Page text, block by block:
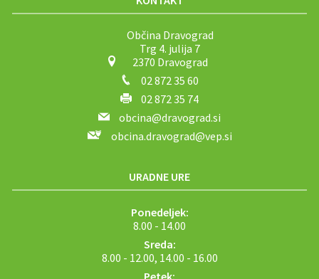
Občina Dravograd
Trg 4. julija 7
2370 Dravograd
02 872 35 60
02 872 35 74
obcina@dravograd.si
obcina.dravograd@vep.si
URADNE URE
Ponedeljek:
8.00 - 14.00
Sreda:
8.00 - 12.00, 14.00 - 16.00
Petek: